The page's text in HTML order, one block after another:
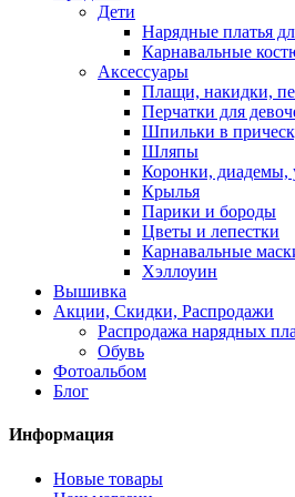
Дети
Нарядные платья
Карнавальные
Аксессуары
Плащи, накидки,
Перчатки для
Шпильки в
Шляпы
Коронки, диадемы,
Крылья
Парики и бороды
Цветы и лепестки
Карнавальные
Хэллоуин
Вышивка
Акции, Скидки, Распродажи
Распродажа нарядных
Обувь
Фотоальбом
Блог
Информация
Новые товары